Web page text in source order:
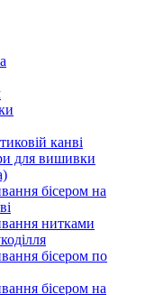
канві
для вишивки
бісером на
нитками
бісером по
бісером на